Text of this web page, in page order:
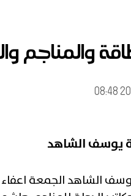
يوسف الشاهد
الشاهد الجمعة اعفاء